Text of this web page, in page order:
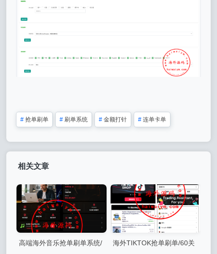
# 抢单刷单 # 刷单系统 # 金额打针 # 连单卡单
相关文章
高端海外音乐抢单刷单系统/
海外TIKTOK抢单刷单/60关